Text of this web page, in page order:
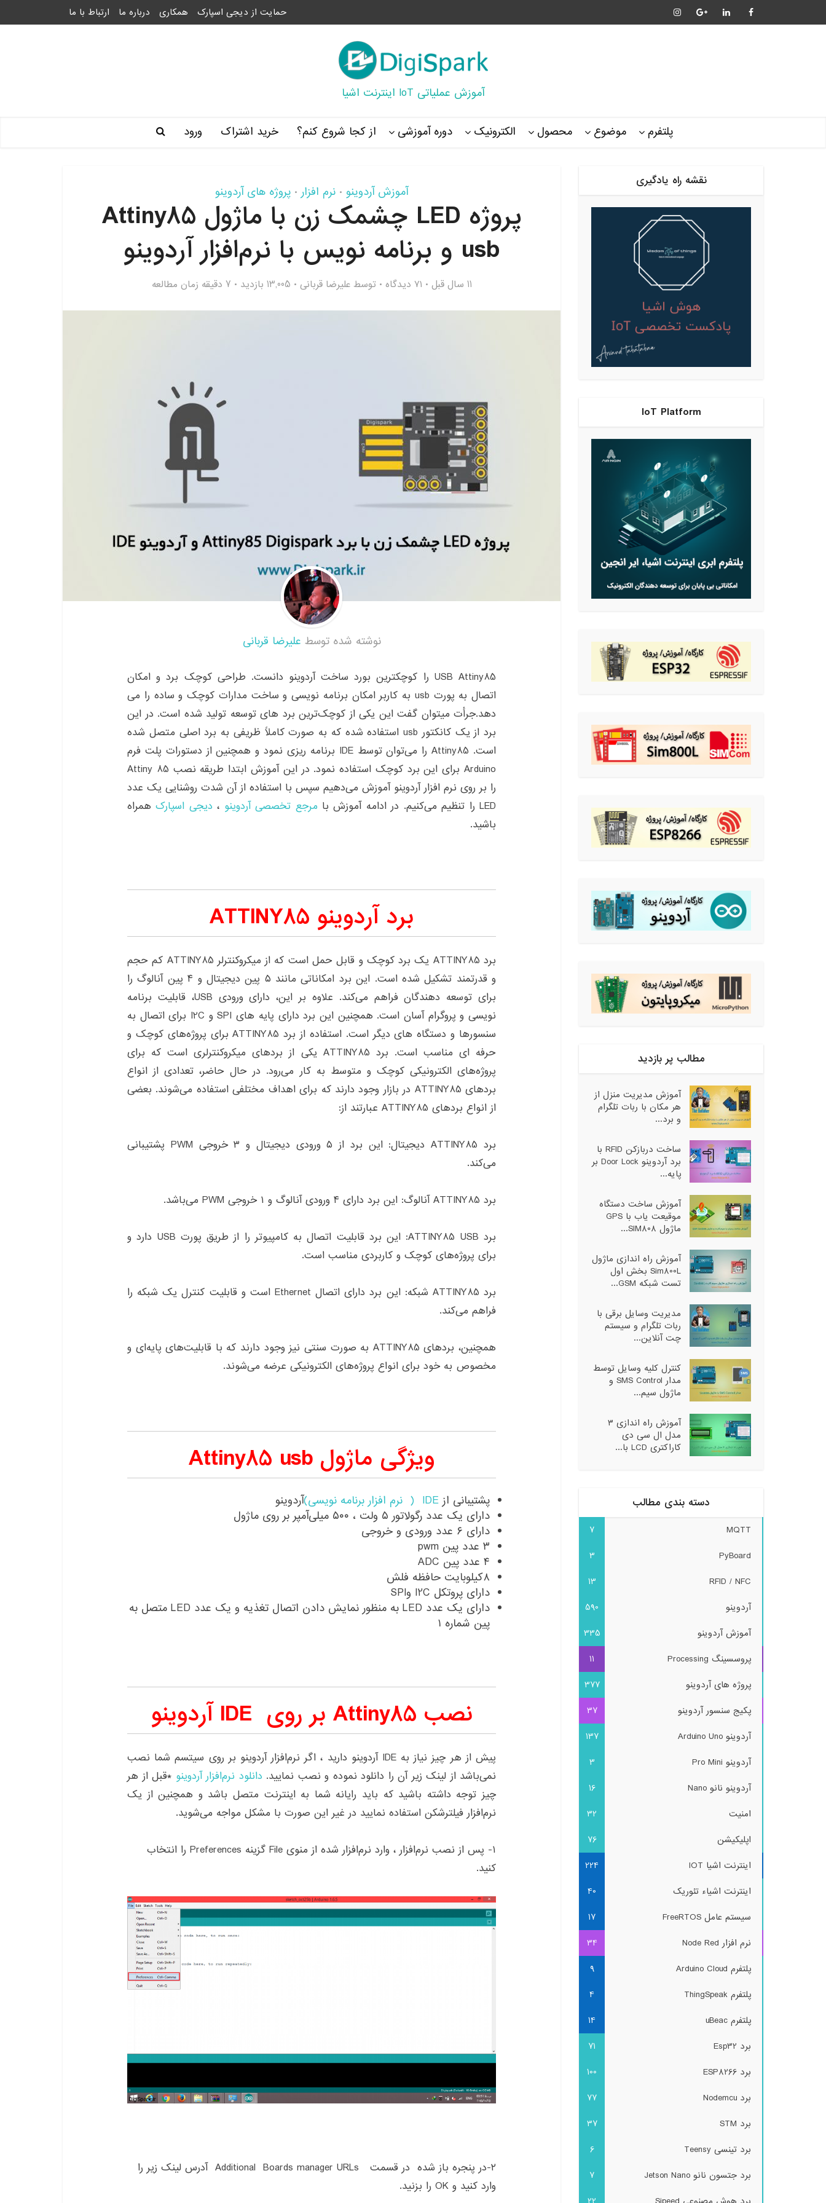
حمایت از دیجی اسپارک همکاری درباره ما ارتباط با ما
آموزش عملیاتی IoT اینترنت اشیا
پلتفرم موضوع محصول الکترونیک دوره آموزشی از کجا شروع کنم؟ خرید اشتراک ورود
آموزش آردوینو • نرم افزار • پروژه های آردوینو
پروژه LED چشمک زن با ماژول Attiny85
usb و برنامه نویس با نرم‌افزار آردوینو
11 سال قبل ۷۱ دیدگاه توسط علیرضا قربانی 13,005 بازدید 7 دقیقه زمان مطالعه
نوشته شده توسط علیرضا قربانی
USB Attiny85 را کوچکترین بورد ساخت آردوینو دانست. طراحی کوچک برد و امکان
اتصال به پورت usb به کاربر امکان برنامه نویسی و ساخت مدارات کوچک و ساده را می
دهد.جرأت میتوان گفت این یکی از کوچک‌ترین برد های توسعه تولید شده است. در این
برد از یک کانکتور usb استفاده شده که به صورت کاملاً ظریفی به برد اصلی متصل شده
است. Attiny85 را می‌توان توسط IDE برنامه ریزی نمود و همچنین از دستورات پلت فرم
Arduino برای این برد کوچک استفاده نمود. در این آموزش ابتدا طریقه نصب Attiny 85
را بر روی نرم افزار آردوینو آموزش می‌دهیم سپس با استفاده از آن شدت روشنایی یک عدد
LED را تنظیم می‌کنیم. در ادامه آموزش با
مرجع تخصصی آردوینو ، دیجی‌ اسپارکهمراه
باشید.
برد آردوینو ATTINY85
برد ATTINY85 یک برد کوچک و قابل حمل است که از میکروکنترلر ATTINY85 کم حجم
و قدرتمند تشکیل شده است. این برد امکاناتی مانند ۵ پین دیجیتال و ۴ پین آنالوگ را
برای توسعه دهندگان فراهم می‌کند. علاوه بر این، دارای ورودی USB، قابلیت برنامه
نویسی و پروگرام آسان است. همچنین این برد دارای پایه های SPI و I2C برای اتصال به
سنسورها و دستگاه های دیگر است. استفاده از برد ATTINY85 برای پروژه‌های کوچک و
حرفه ای مناسب است. برد ATTINY85 یکی از بردهای میکروکنترلری است که برای
پروژه‌های الکترونیکی کوچک و متوسط به کار می‌رود. در حال حاضر، تعدادی از انواع
بردهای ATTINY85 در بازار وجود دارند که برای اهداف مختلفی استفاده می‌شوند. بعضی
از انواع بردهای ATTINY85 عبارتند از:
برد ATTINY85 دیجیتال: این برد از ۵ ورودی دیجیتال و ۳ خروجی PWM پشتیبانی
می‌کند.
برد ATTINY85 آنالوگ: این برد دارای ۴ ورودی آنالوگ و ۱ خروجی PWM می‌باشد.
برد ATTINY85 USB: این برد قابلیت اتصال به کامپیوتر را از طریق پورت USB دارد و
برای پروژه‌های کوچک و کاربردی مناسب است.
برد ATTINY85 شبکه: این برد دارای اتصال Ethernet است و قابلیت کنترل یک شبکه را
فراهم می‌کند.
همچنین، بردهای ATTINY85 به صورت سنتی نیز وجود دارند که با قابلیت‌های پایه‌ای و
مخصوص به خود برای انواع پروژه‌های الکترونیکی عرضه می‌شوند.
ویژگی ماژول Attiny85 usb
پشتیبانی از IDE ( نرم افزار برنامه نویسی)
آردوینو
دارای یک عدد رگولاتور ۵ ولت ، ۵۰۰ میلی‌آمپر بر روی ماژول
دارای ۶ عدد ورودی و خروجی
۳ عدد پین pwm
۴ عدد پین ADC
۸کیلوبایت حافظه فلش
دارای پروتکل I2C وSPI
دارای یک عدد LED به منظور نمایش دادن اتصال تغذیه و یک عدد LED متصل به
پین شماره ۱
نصب Attiny85 بر روی IDE آردوینو
پیش از هر چیز نیاز به IDE آردوینو دارید ، اگر نرم‌افزار آردوینو بر روی سیتسم شما نصب
نمی‌باشد از لینک زیر آن را دانلود نموده و نصب نمایید. دانلود نرم‌افزار آردوینو *قبل از هر
چیز توجه داشته باشید که باید رایانه شما به اینترنت متصل باشد و همچنین از یک
نرم‌افزار فیلتر‌شکن استفاده نمایید در غیر این صورت با مشکل مواجه می‌شوید.
۱- پس از نصب نرم‌افزار ، وارد نرم‌افزار شده از منوی File گزینه Preferences را انتخاب
کنید.
۲-در پنجره باز شده در قسمت Additional Boards manager URLs آدرس لینک زیر را
وارد کنید و OK را بزنید.
نقشه راه یادگیری
IoT Platform
مطالب پر بازدید
آموزش مدیریت منزل از
هر مکان با ربات تلگرام
و برد...
ساخت دربازکن RFID با
برد آردوینو Door Lock بر
پایه...
آموزش ساخت دستگاه
موقیعت یاب با GPS
ماژول SIM808...
آموزش راه اندازی ماژول
Sim800L بخش اول
تست شبکه GSM...
مدیریت وسایل برقی با
ربات تلگرام و سیستم
چت آنلاین...
کنترل کلیه وسایل توسط
مدار SMS Control و
ماژول سیم...
آموزش راه اندازی ۳
مدل ال سی دی
کاراکتری LCD با...
دسته بندی مطالب
MQTT
7
PyBoard
3
RFID / NFC
13
آردوینو
590
آموزش آردوینو
335
پروسسینگ Processing
11
پروژه های آردوینو
377
پکیج سنسور آردوینو
37
آردوینو Arduino Uno
137
آردوینو Pro Mini
3
آردوینو نانو Nano
16
امنیت
32
اپلیکیشن
76
اینترنت اشیا IOT
224
اینترنت اشیاء تئوریک
40
سیستم عامل FreeRTOS
17
نرم افزار Node Red
34
پلتفرم Arduino Cloud
9
پلتفرم ThingSpeak
4
پلتفرم uBeac
14
برد Esp32
71
برد ESP8266
100
برد Nodemcu
77
برد STM
37
برد تینسی Teensy
6
برد جتسون نانو Jetson Nano
7